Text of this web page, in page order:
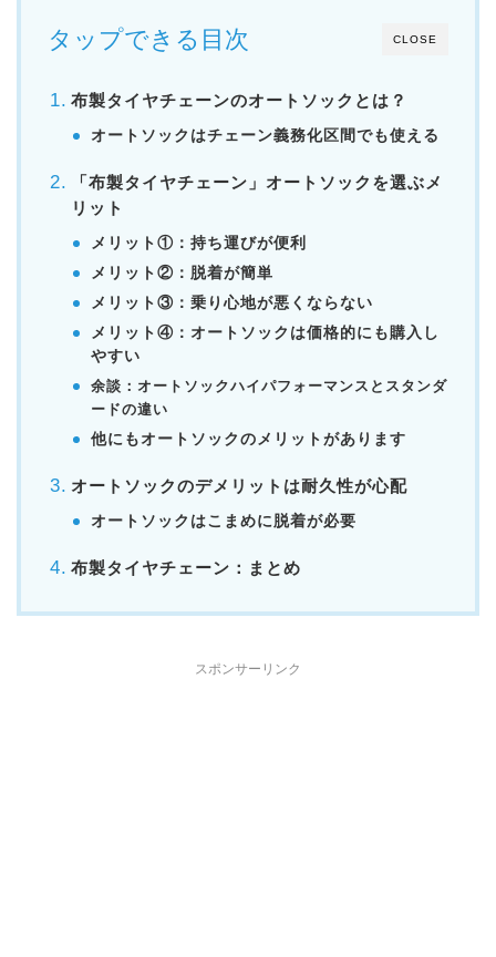
CLOSE
タップできる目次
布製タイヤチェーンのオートソックとは？
オートソックはチェーン義務化区間でも使える
「布製タイヤチェーン」オートソックを選ぶメ
リット
メリット①：持ち運びが便利
メリット②：脱着が簡単
メリット③：乗り心地が悪くならない
メリット④：オートソックは価格的にも購入し
やすい
余談：オートソックハイパフォーマンスとスタンダ
ードの違い
他にもオートソックのメリットがあります
オートソックのデメリットは耐久性が心配
オートソックはこまめに脱着が必要
布製タイヤチェーン：まとめ
スポンサーリンク